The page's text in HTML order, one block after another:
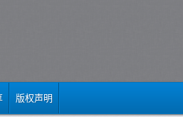
版权声明